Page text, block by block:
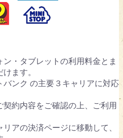
・タブレットの利用料金とま
ます。
バンク の主要３キャリアに対応
契約内容をご確認の上、ご利用
アの決済ページに移動して、